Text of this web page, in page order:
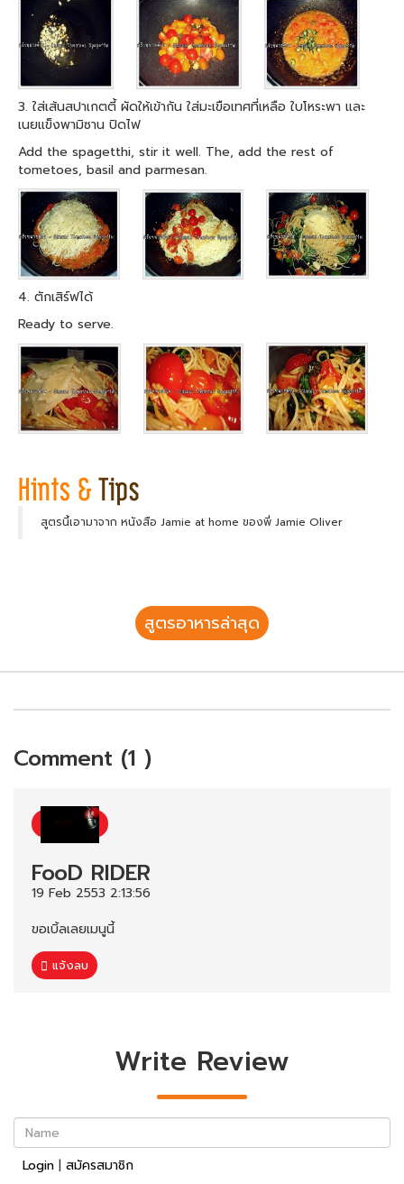
3. ใส่เส้นสปาเกตตี้ ผัดให้เข้ากัน ใส่มะเขือเทศที่เหลือ ใบโหระพา และ
เนยแข็งพามิซาน ปิดไฟ
Add the spagetthi, stir it well. The, add the rest of
tometoes, basil and parmesan.
4. ตักเสิร์ฟได้
Ready to serve.
สูตรนี้เอามาจาก หนังสือ Jamie at home ของพี่ Jamie Oliver
สูตรอาหารล่าสุด
Comment (1 )
FooD RIDER
19 Feb 2553 2:13:56
ขอเบิ้ลเลยเมนูนี้
แจ้งลบ
Write Review
Name
Login | สมัครสมาชิก